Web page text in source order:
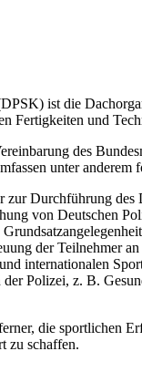
ist die
Fertigkeiten und
des
unter anderem
zur Durchführung des
von Deutschen
der Teilnehmer
internationalen
Polizei, z. B.
die sportlichen
zu schaffen.